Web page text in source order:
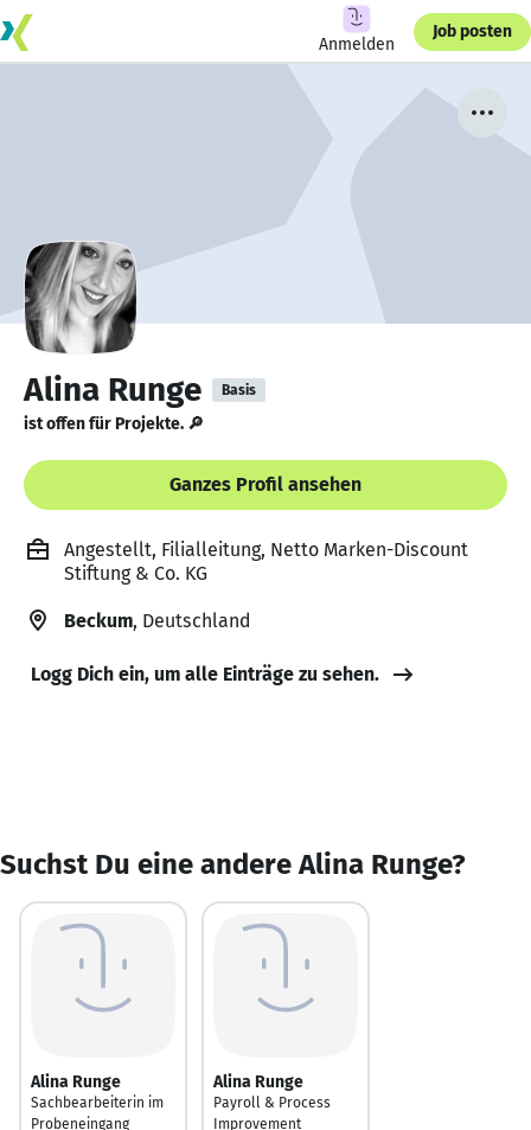
Anmelden
Job posten
Alina Runge Basis
ist offen für Projekte. 🔎
Ganzes Profil ansehen
Angestellt, Filialleitung, Netto Marken-Discount
Stiftung & Co. KG
Beckum, Deutschland
Logg Dich ein, um alle Einträge zu sehen.
Suchst Du eine andere Alina Runge?
Alina Runge
Sachbearbeiterin im
Probeneingang
Alina Runge
Payroll & Process
Improvement